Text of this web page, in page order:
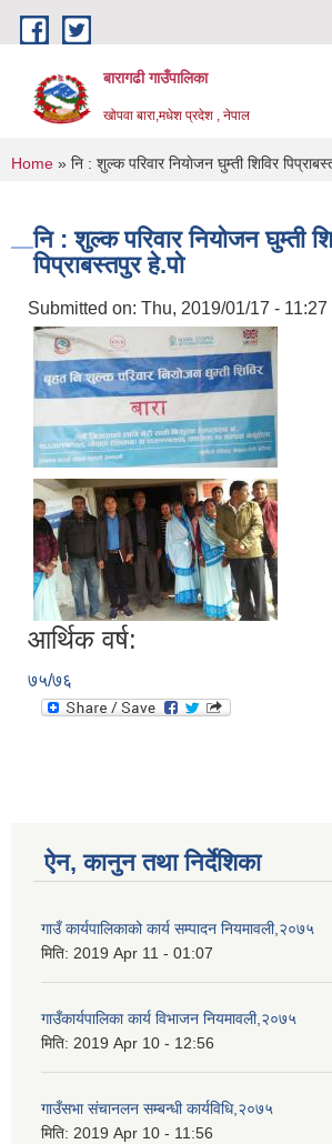
Skip to main content
बारागढी गाउँपालिका
खोपवा बारा,मधेश प्रदेश , नेपाल
You are here
Home » नि : शुल्क परिवार नियाेजन घुम्ती शिविर
नि : शुल्क परिवार नियाेजन घुम्ती
पिप्राबस्तपुर हे.पो
Submitted on: Thu, 2019/01/17 - 11:27
आर्थिक वर्ष:
७५/७६
ऐन, कानुन तथा निर्देशिका
गाउँ कार्यपालिकाको कार्य सम्पादन नियमावली,२०७५
मिति: 2019 Apr 11 - 01:07
गाउँकार्यपालिका कार्य विभाजन नियमावली,२०७५
मिति: 2019 Apr 10 - 12:56
गाउँसभा संचानलन सम्बन्धी कार्यविधि,२०७५
मिति: 2019 Apr 10 - 11:56